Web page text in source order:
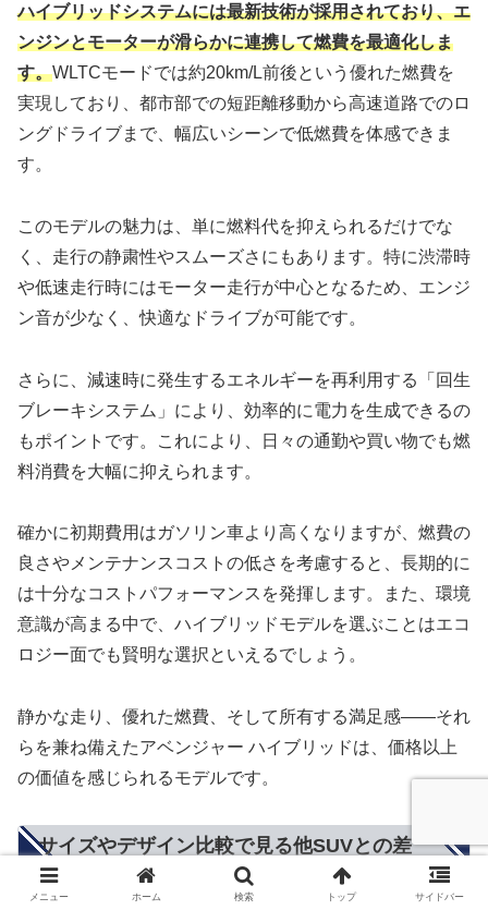
ハイブリッドシステムには最新技術が採用されており、エ
ンジンとモーターが滑らかに連携して燃費を最適化しま
す。WLTCモードでは約20km/L前後という優れた燃費を
実現しており、都市部での短距離移動から高速道路でのロ
ングドライブまで、幅広いシーンで低燃費を体感できま
す。
このモデルの魅力は、単に燃料代を抑えられるだけでな
く、走行の静粛性やスムーズさにもあります。特に渋滞時
や低速走行時にはモーター走行が中心となるため、エンジ
ン音が少なく、快適なドライブが可能です。
さらに、減速時に発生するエネルギーを再利用する「回生
ブレーキシステム」により、効率的に電力を生成できるの
もポイントです。これにより、日々の通勤や買い物でも燃
料消費を大幅に抑えられます。
確かに初期費用はガソリン車より高くなりますが、燃費の
良さやメンテナンスコストの低さを考慮すると、長期的に
は十分なコストパフォーマンスを発揮します。また、環境
意識が高まる中で、ハイブリッドモデルを選ぶことはエコ
ロジー面でも賢明な選択といえるでしょう。
静かな走り、優れた燃費、そして所有する満足感——それ
らを兼ね備えたアベンジャー ハイブリッドは、価格以上
の価値を感じられるモデルです。
サイズやデザイン比較で見る他SUVとの差
メニュー ホーム 検索 トップ サイドバー